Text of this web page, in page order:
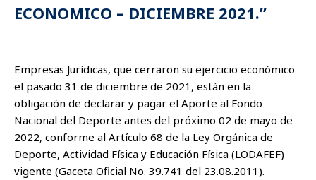
ECONOMICO – DICIEMBRE 2021.”
Empresas Jurídicas, que cerraron su ejercicio económico
el pasado 31 de diciembre de 2021, están en la
obligación de declarar y pagar el Aporte al Fondo
Nacional del Deporte antes del próximo 02 de mayo de
2022, conforme al Artículo 68 de la Ley Orgánica de
Deporte, Actividad Física y Educación Física (LODAFEF)
vigente (Gaceta Oficial No. 39.741 del 23.08.2011).